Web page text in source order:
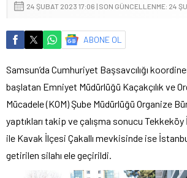
24 ŞUBAT 2023 17:06 | SON GÜNCELLENME: 24
ABONE OL
Samsun’da Cumhuriyet Başsavcılığı
başlatan Emniyet Müdürlüğü Kaçakçılık ve
Mücadele (KOM) Şube Müdürlüğü Organize
yaptıkları takip ve çalışma sonucu Tekkeköy
ile Kavak İlçesi Çakallı mevkisinde ise
getirilen silahı ele geçirildi.